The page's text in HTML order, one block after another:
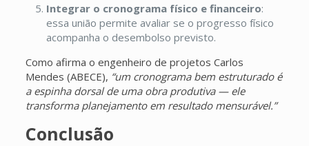
Integrar o cronograma físico e financeiro:
essa união permite avaliar se o progresso físico
acompanha o desembolso previsto.
Como afirma o engenheiro de projetos Carlos
Mendes (ABECE), “um cronograma bem estruturado é
a espinha dorsal de uma obra produtiva — ele
transforma planejamento em resultado mensurável.”
Conclusão